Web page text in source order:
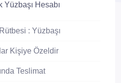
Yüzbaşı Hesabı
: Yüzbaşı
Kişiye Özeldir
Teslimat